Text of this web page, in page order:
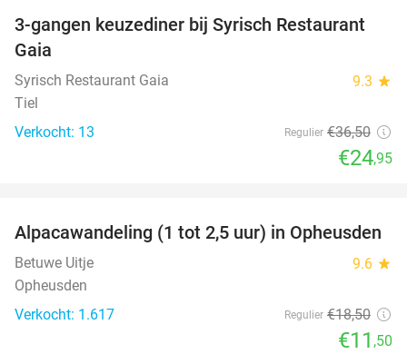
32%
3-gangen keuzediner bij Syrisch Restaurant
Gaia
Syrisch Restaurant Gaia 9.3 star
Tiel
Verkocht: 13
Regulier €36,50
€24,95
38%
Alpacawandeling (1 tot 2,5 uur) in Opheusden
Betuwe Uitje 9.6 star
Opheusden
Verkocht: 1.617
Regulier €18,50
€11 ,50